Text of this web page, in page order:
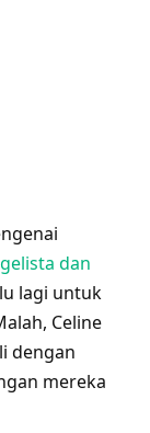
dan
lagi untuk
Celine
dengan
mereka